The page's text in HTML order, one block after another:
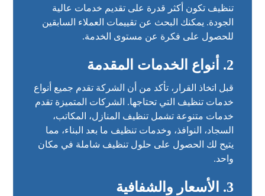
تنظيف تكون أكثر قدرة على تقديم خدمات عالية
الجودة. يمكنك البحث عن تقييمات العملاء السابقين
للحصول على فكرة عن مستوى الخدمة.
2. أنواع الخدمات المقدمة
قبل اتخاذ القرار، تأكد من أن الشركة تقدم جميع أنواع
خدمات تنظيف التي تحتاجها. الشركات المتميزة تقدم
خدمات متنوعة تشمل تنظيف المنازل، المكاتب،
السجاد، النوافذ، وخدمات تنظيف ما بعد البناء، مما
يتيح لك الحصول على حلول تنظيف شاملة في مكان
واحد.
3. الأسعار والشفافية